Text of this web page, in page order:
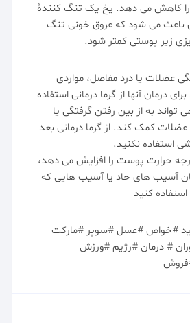
را کاهش می دهد. یخ یک تنگ کنندۀ
باعث می شود که عروق خونی تنگ
زیر پوستی کمتر شود.
عضلات یا درد مفاصل، مواردی
درمان آنها از گرما درمانی استفاده
تواند به از بین رفتن گرفتگی یا
کمک کند. از گرما درمانی بعد
استفاده نکنید.
حرارت پوست را افزایش می دهد،
آسیب های حاد یا آسیب هایی که
کنید
#خواص #عسل #سوپر #مارکت
# درمان #رژیم #ورزش